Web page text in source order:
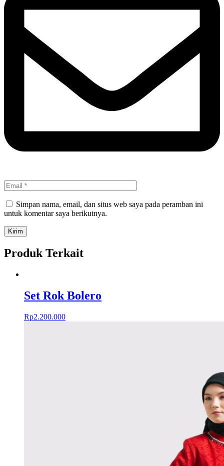
Simpan nama, email, dan situs web saya pada peramban ini
untuk komentar saya berikutnya.
Produk Terkait
Set Rok Bolero
Rp2.200.000